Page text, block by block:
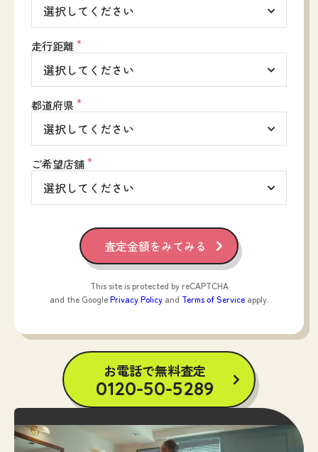
走行距離*
都道府県*
ご希望店舗*
This site is protected by reCAPTCHA
and the GooglePrivacy Policyand Terms of Serviceapply.
お電話で無料査定
0120-50-5289